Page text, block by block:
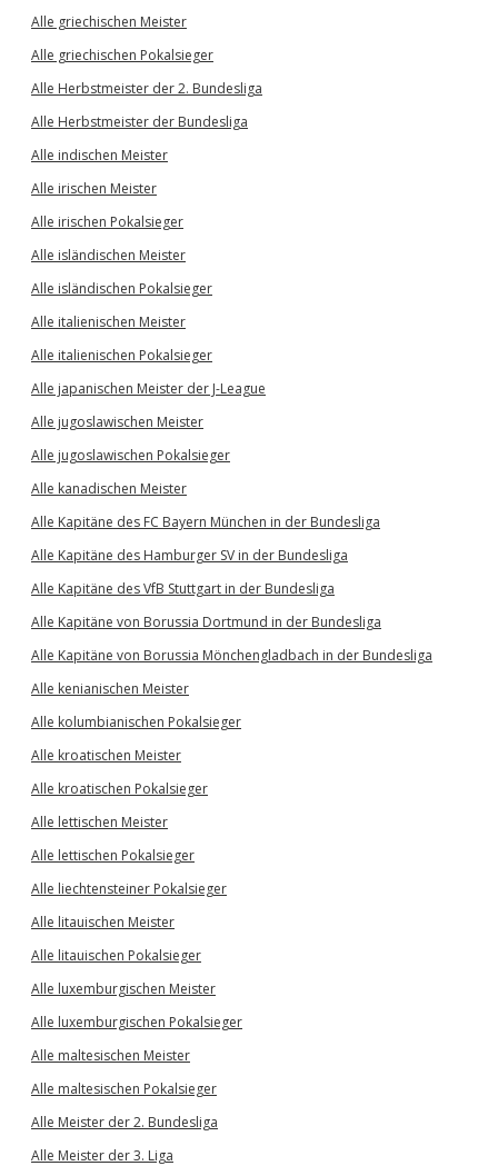
Alle griechischen Meister
Alle griechischen Pokalsieger
Alle Herbstmeister der 2. Bundesliga
Alle Herbstmeister der Bundesliga
Alle indischen Meister
Alle irischen Meister
Alle irischen Pokalsieger
Alle isländischen Meister
Alle isländischen Pokalsieger
Alle italienischen Meister
Alle italienischen Pokalsieger
Alle japanischen Meister der J-League
Alle jugoslawischen Meister
Alle jugoslawischen Pokalsieger
Alle kanadischen Meister
Alle Kapitäne des FC Bayern München in der Bundesliga
Alle Kapitäne des Hamburger SV in der Bundesliga
Alle Kapitäne des VfB Stuttgart in der Bundesliga
Alle Kapitäne von Borussia Dortmund in der Bundesliga
Alle Kapitäne von Borussia Mönchengladbach in der Bundesliga
Alle kenianischen Meister
Alle kolumbianischen Pokalsieger
Alle kroatischen Meister
Alle kroatischen Pokalsieger
Alle lettischen Meister
Alle lettischen Pokalsieger
Alle liechtensteiner Pokalsieger
Alle litauischen Meister
Alle litauischen Pokalsieger
Alle luxemburgischen Meister
Alle luxemburgischen Pokalsieger
Alle maltesischen Meister
Alle maltesischen Pokalsieger
Alle Meister der 2. Bundesliga
Alle Meister der 3. Liga